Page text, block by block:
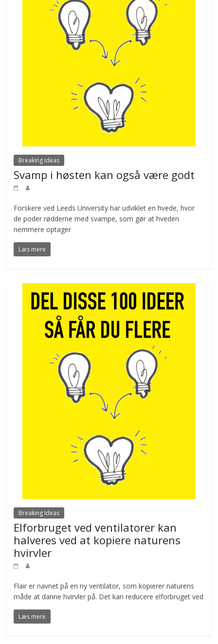
Breaking Ideas
Svamp i høsten kan også være godt
Forskere ved Leeds University har udviklet en hvede, hvor
de poder rødderne med svampe, som gør at hveden
nemmere optager
Læs mere
Breaking Ideas
Elforbruget ved ventilatorer kan
halveres ved at kopiere naturens
hvirvler
Flair er navnet på en ny ventilator, som kopierer naturens
måde at danne hvirvler på. Det kan reducere elforbruget ved
Læs mere